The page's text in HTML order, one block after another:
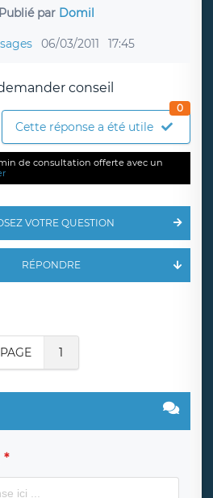
Publié par Domil
06/03/2011 17:45
conseil
Cette réponse a été utile
0
de consultation offerte avec un
VOTRE QUESTION
RÉPONDRE
PAGE 1